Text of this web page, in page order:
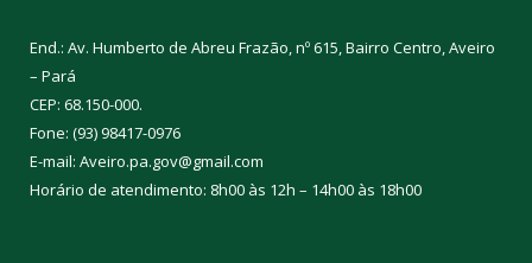
End.: Av. Humberto de Abreu Frazão, nº 615, Bairro Centro, Aveiro
– Pará
CEP: 68.150-000.
Fone: (93) 98417-0976
E-mail: Aveiro.pa.gov@gmail.com
Horário de atendimento: 8h00 às 12h – 14h00 às 18h00